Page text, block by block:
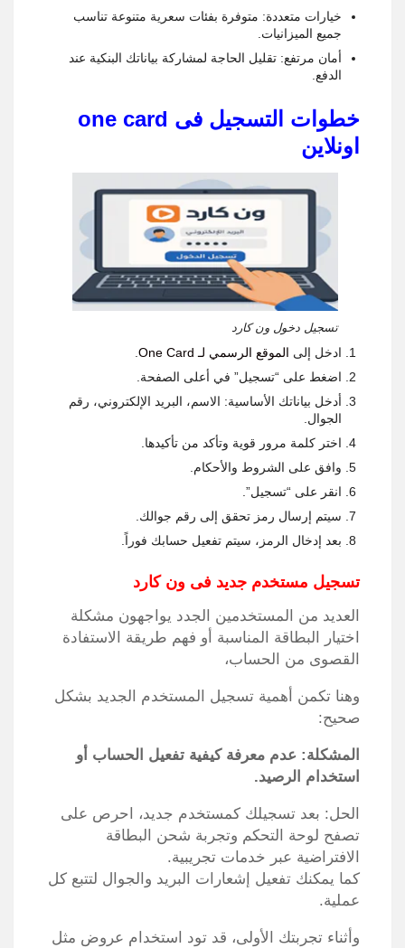
خيارات متعددة: متوفرة بفئات سعرية متنوعة تناسب
جميع الميزانيات.
أمان مرتفع: تقليل الحاجة لمشاركة بياناتك البنكية عند
الدفع.
خطوات التسجيل فى one card
اونلاين
تسجيل دخول ون كارد
ادخل إلى الموقع الرسمي لـ One Card
اضغط على “تسجيل” في أعلى الصفحة.
أدخل بياناتك الأساسية: الاسم، البريد الإلكتروني، رقم
الجوال.
اختر كلمة مرور قوية وتأكد من تأكيدها.
وافق على الشروط والأحكام.
انقر على “تسجيل”.
سيتم إرسال رمز تحقق إلى رقم جوالك.
بعد إدخال الرمز، سيتم تفعيل حسابك فوراً.
تسجيل مستخدم جديد فى ون كارد
العديد من المستخدمين الجدد يواجهون مشكلة
اختيار البطاقة المناسبة أو فهم طريقة الاستفادة
القصوى من الحساب،
وهنا تكمن أهمية تسجيل المستخدم الجديد بشكل
صحيح:
المشكلة: عدم معرفة كيفية تفعيل الحساب أو
استخدام الرصيد.
الحل: بعد تسجيلك كمستخدم جديد، احرص على
تصفح لوحة التحكم وتجربة شحن البطاقة
الافتراضية عبر خدمات تجريبية.
كما يمكنك تفعيل إشعارات البريد والجوال لتتبع كل
عملية.
وأثناء تجربتك الأولى، قد تود استخدام عروض مثل